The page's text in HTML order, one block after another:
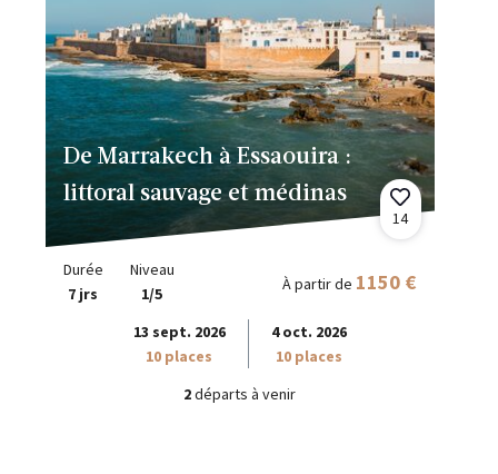
De Marrakech à Essaouira :
littoral sauvage et médinas
14
Durée
7 jrs
Niveau
1/5
À partir de 1150 €
13 sept. 2026
10 places
4 oct. 2026
10 places
2départs à venir